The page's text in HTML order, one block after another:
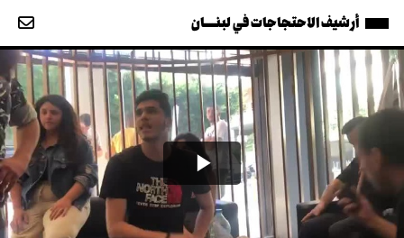
أرشيف الاحتجاجات في لبنــــان